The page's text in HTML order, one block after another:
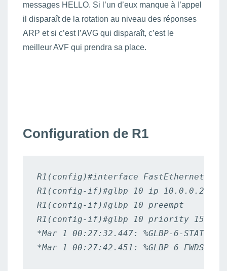
messages HELLO. Si l’un d’eux manque à l’appel
il disparaît de la rotation au niveau des réponses
ARP et si c’est l’AVG qui disparaît, c’est le
meilleur AVF qui prendra sa place.
Configuration de R1
R1(config)#interface FastEthernet 0/0
R1(config-if)#glbp 10 ip 10.0.0.254
R1(config-if)#glbp 10 preempt
R1(config-if)#glbp 10 priority 150
*Mar 1 00:27:32.447: %GLBP-6-
*Mar 1 00:27:42.451: %GLBP-6-